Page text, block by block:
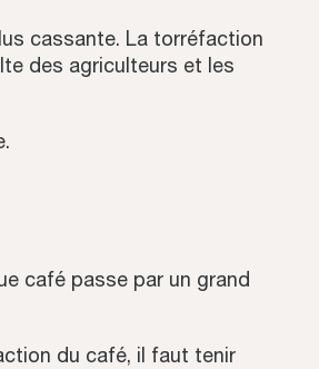
cassante. La torréfaction
des agriculteurs et les
café passe par un grand
du café, il faut tenir